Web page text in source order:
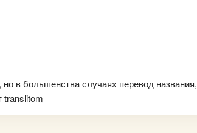
в большенства случаях перевод названия,
translitom